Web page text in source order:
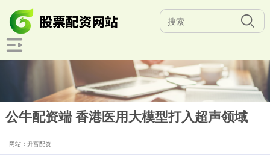
公牛配资端 香港医用大模型打入超声领域
网站：升富配资